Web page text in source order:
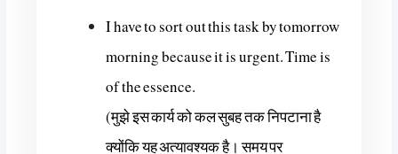
I have to sort out this task by tomorrow
morning because it is urgent. Time is
of the essence.
(मुझे इस कार्य को कल सुबह तक निपटाना है
क्योंकि यह अत्यावश्यक है। समय पर